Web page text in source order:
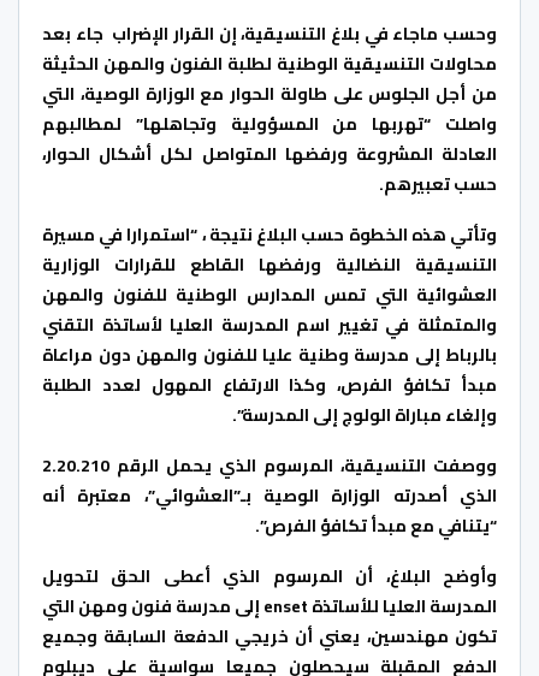
وحسب ماجاء في بلاغ التنسيقية، إن القرار الإضراب جاء بعد
محاولات التنسيقية الوطنية لطلبة الفنون والمهن الحثيثة
من أجل الجلوس على طاولة الحوار مع الوزارة الوصية، التي
واصلت “تهربها من المسؤولية وتجاهلها” لمطالبهم
العادلة المشروعة ورفضها المتواصل لكل أشكال الحوار،
حسب تعبيرهم.
وتأتي هذه الخطوة حسب البلاغ نتيجة ، “استمرارا في مسيرة
التنسيقية النضالية ورفضها القاطع للقرارات الوزارية
العشوائية التي تمس المدارس الوطنية للفنون والمهن
والمتمثلة في تغيير اسم المدرسة العليا لأساتذة التقني
بالرباط إلى مدرسة وطنية عليا للفنون والمهن دون مراعاة
مبدأ تكافؤ الفرص، وكذا الارتفاع المهول لعدد الطلبة
وإلغاء مباراة الولوج إلى المدرسة”.
ووصفت التنسيقية، المرسوم الذي يحمل الرقم 2.20.210
الذي أصدرته الوزارة الوصية بـ”العشوائي”، معتبرة أنه
“يتنافي مع مبدأ تكافؤ الفرص”.
وأوضح البلاغ، أن المرسوم الذي أعطى الحق لتحويل
المدرسة العليا للأساتذة enset إلى مدرسة فنون ومهن التي
تكون مهندسين، يعني أن خريجي الدفعة السابقة وجميع
الدفع المقبلة سيحصلون جميعا سواسية على ديبلوم